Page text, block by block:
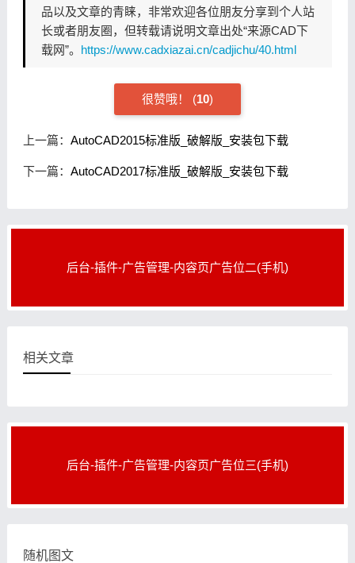
品以及文章的青睐，非常欢迎各位朋友分享到个人站
长或者朋友圈，但转载请说明文章出处“来源CAD下
载网”。 https://www.cadxiazai.cn/cadjichu/40.html
很赞哦！ (10)
上一篇： AutoCAD2015标准版_破解版_安装包下载
下一篇： AutoCAD2017标准版_破解版_安装包下载
后台-插件-广告管理-内容页广告位二(手机)
相关文章
后台-插件-广告管理-内容页广告位三(手机)
随机图文